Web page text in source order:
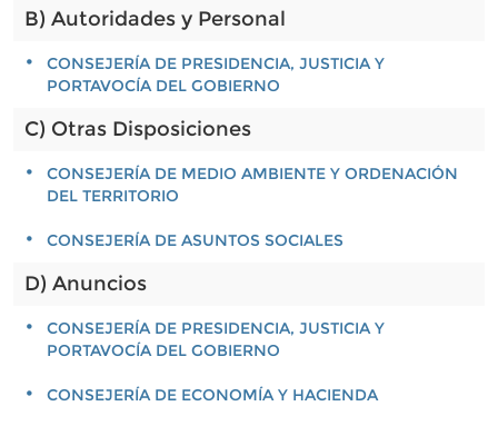
B) Autoridades y Personal
CONSEJERÍA DE PRESIDENCIA, JUSTICIA Y
PORTAVOCÍA DEL GOBIERNO
C) Otras Disposiciones
CONSEJERÍA DE MEDIO AMBIENTE Y ORDENACIÓN
DEL TERRITORIO
CONSEJERÍA DE ASUNTOS SOCIALES
D) Anuncios
CONSEJERÍA DE PRESIDENCIA, JUSTICIA Y
PORTAVOCÍA DEL GOBIERNO
CONSEJERÍA DE ECONOMÍA Y HACIENDA